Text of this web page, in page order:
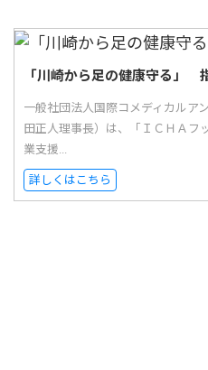
「川崎から足の健康守る」
一般社団法人国際コメディカルア
田正人理事長）は、「ＩＣＨＡフ
業支援...
詳しくはこちら